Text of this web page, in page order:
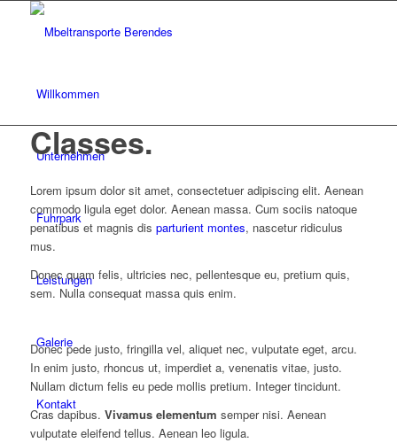
Willkommen
Unternehmen
Fuhrpark
Leistungen
Galerie
Kontakt
Classes.
Lorem ipsum dolor sit amet, consectetuer adipiscing elit. Aenean
commodo ligula eget dolor. Aenean massa. Cum sociis natoque
penatibus et magnis dis parturient montes, nascetur ridiculus
mus.
Donec quam felis, ultricies nec, pellentesque eu, pretium quis,
sem. Nulla consequat massa quis enim.
Donec pede justo, fringilla vel, aliquet nec, vulputate eget, arcu.
In enim justo, rhoncus ut, imperdiet a, venenatis vitae, justo.
Nullam dictum felis eu pede mollis pretium. Integer tincidunt.
Cras dapibus. Vivamus elementum semper nisi. Aenean
vulputate eleifend tellus. Aenean leo ligula.